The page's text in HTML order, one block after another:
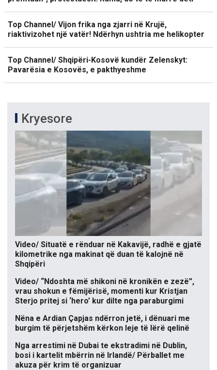
Top Channel/ Vijon frika nga zjarri në Krujë,
riaktivizohet një vatër! Ndërhyn ushtria me helikopter
Top Channel/ Shqipëri-Kosovë kundër Zelenskyt:
Pavarësia e Kosovës, e pakthyeshme
Kryesore
Video/ Situatë e rënduar në Kakavijë, radhë e gjatë
kilometrike nga makinat që duan të kalojnë në
Shqipëri
Video/ “Ndoshta më shikoni në kronikën e zezë”,
vrau shokun e fëmijërisë, momenti kur Kristjan
Sterjo pritej si ‘hero’ kur dilte nga paraburgimi
Nëna e Ardian Çapjas ndërron jetë, i dënuari me
burgim të përjetshëm kërkon leje të lërë qelinë
Nga arrestimi në Dubai te ekstradimi në Dublin,
bosi i kartelit mbërrin në Irlandë/ Përballet me
akuza për krim të organizuar